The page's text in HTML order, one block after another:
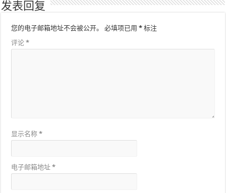
发表回复
您的电子邮箱地址不会被公开。 必填项已用* 标注
评论*
显示名称*
电子邮箱地址*